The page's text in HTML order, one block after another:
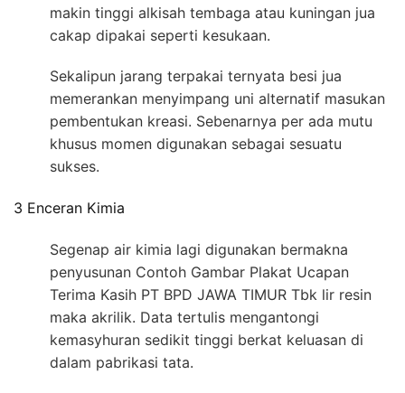
makin tinggi alkisah tembaga atau kuningan jua
cakap dipakai seperti kesukaan.
Sekalipun jarang terpakai ternyata besi jua
memerankan menyimpang uni alternatif masukan
pembentukan kreasi. Sebenarnya per ada mutu
khusus momen digunakan sebagai sesuatu
sukses.
3 Enceran Kimia
Segenap air kimia lagi digunakan bermakna
penyusunan Contoh Gambar Plakat Ucapan
Terima Kasih PT BPD JAWA TIMUR Tbk lir resin
maka akrilik. Data tertulis mengantongi
kemasyhuran sedikit tinggi berkat keluasan di
dalam pabrikasi tata.